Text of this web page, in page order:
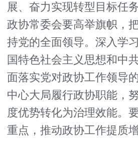
展、奋力实现转型目标任
政协常委会要高举旗帜，
持党的全面领导。深入学
国特色社会主义思想和中
面落实党对政协工作领导
中心大局履行政协职能，
度优势转化为治理效能。
重点，推动政协工作提质